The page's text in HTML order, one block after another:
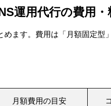
運用代行の費用・
ます。費用は「月額固定型
月額費用の目安